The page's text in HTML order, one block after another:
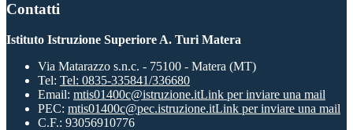
Contatti
Istituto Istruzione Superiore A. Turi Matera
Via Matarazzo s.n.c. - 75100 - Matera (MT)
Tel: Tel: 0835-335841/336680
Email: mtis01400c@istruzione.itLink per inviare una mail
PEC: mtis01400c@pec.istruzione.itLink per inviare una mail
C.F.: 93056910776